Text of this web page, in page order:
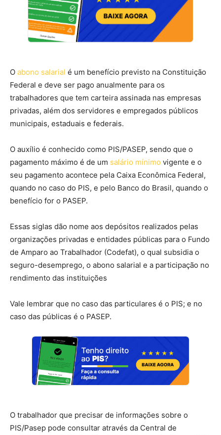
O abono salarial é um benefício previsto na Constituição
Federal e deve ser pago anualmente para os
trabalhadores que tem carteira assinada nas empresas
privadas, além dos servidores e empregados públicos
municipais, estaduais e federais.
O auxílio é conhecido como PIS/PASEP, sendo que o
pagamento máximo é de um salário mínimo vigente e o
seu pagamento acontece pela Caixa Econômica Federal,
quando no caso do PIS, e pelo Banco do Brasil, quando o
benefício for o PASEP.
Essas siglas dão nome aos depósitos realizados pelas
organizações privadas e entidades públicas para o Fundo
de Amparo ao Trabalhador (Codefat), o qual subsidia o
seguro-desemprego, o abono salarial e a participação no
rendimento das instituições
Vale lembrar que no caso das particulares é o PIS; e no
caso das públicas é o PASEP.
O trabalhador que precisar de informações sobre o
PIS/Pasep pode consultar através da Central de